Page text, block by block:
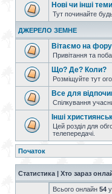
Нові чи інші теми
Тут починайте
ДЖЕРЕЛО ЗЕМНЕ
Вітаємо на
Привітання та
Що? Де? Коли?
Розміщуйте тут
Все для
Спілкування
Інші
Цей розділ для
телепередачі.
Початок
Статистика | Хто зараз
Всього онлайн 54